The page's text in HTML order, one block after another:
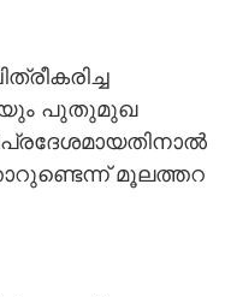
പുതുമുഖ
മൂലത്തറ